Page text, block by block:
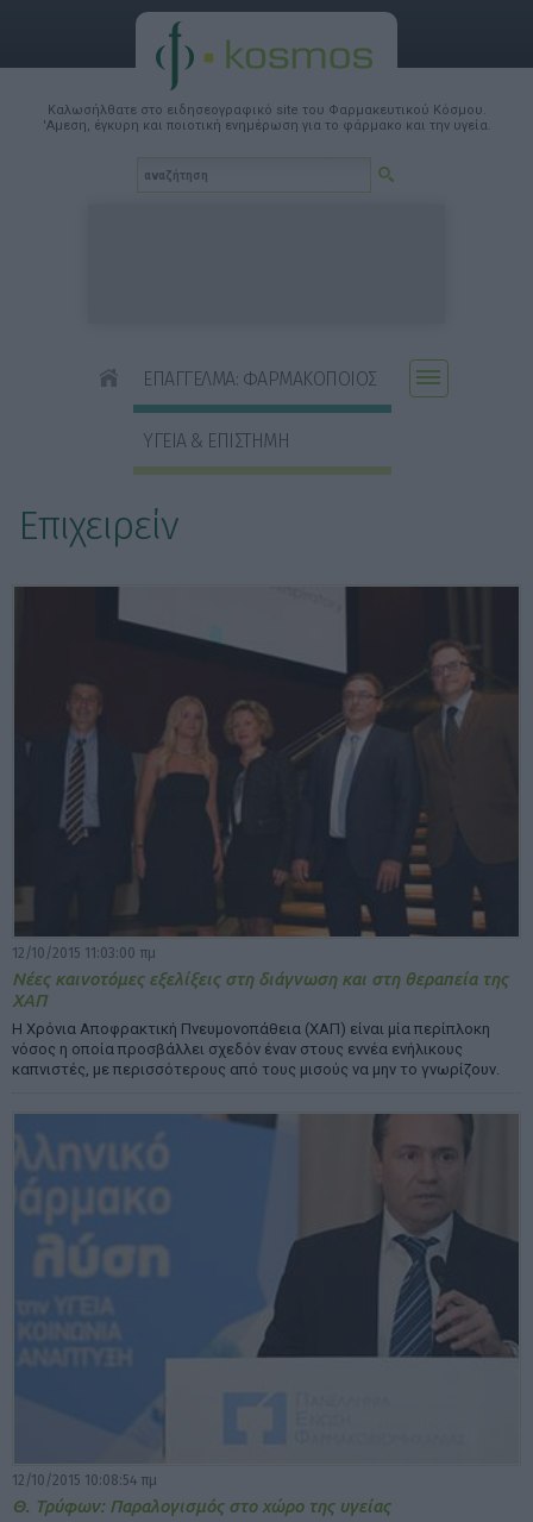
Καλωσήλθατε στο ειδησεογραφικό site του Φαρμακευτικού Κόσμου.
'Αμεση, έγκυρη και ποιοτική ενημέρωση για το φάρμακο και την υγεία.
ΕΠΑΓΓΕΛΜΑ: ΦΑΡΜΑΚΟΠΟΙΟΣ
ΥΓΕΙΑ & ΕΠΙΣΤΗΜΗ
Επιχειρείν
12/10/2015 11:03:00 πμ
Νέες καινοτόμες εξελίξεις στη διάγνωση και στη θεραπεία της
ΧΑΠ
Η Χρόνια Αποφρακτική Πνευμονοπάθεια (ΧΑΠ) είναι μία περίπλοκη
νόσος η οποία προσβάλλει σχεδόν έναν στους εννέα ενήλικους
καπνιστές, με περισσότερους από τους μισούς να μην το γνωρίζουν.
12/10/2015 10:08:54 πμ
Θ. Τρύφων: Παραλογισμός στο χώρο της υγείας